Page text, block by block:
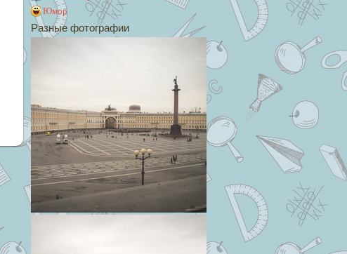
Юмор
Разные фотографии